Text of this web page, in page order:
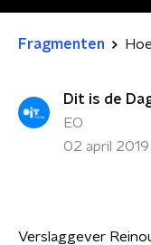
Fragmenten
Dit is de
EO
02 april
Verslaggever